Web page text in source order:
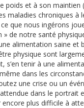
poids et à son maintien
maladies chroniques à
que nous ingérons
» de notre santé
alimentation saine et
physique sont
s’en tenir à une
dans les
une crise ou un
dans le portrait
plus difficile à